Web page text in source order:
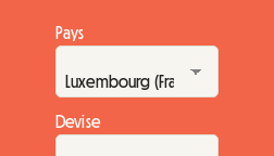
Pays
Devise